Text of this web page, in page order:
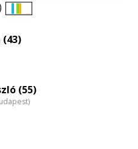
eloszlás
(43)
(55)